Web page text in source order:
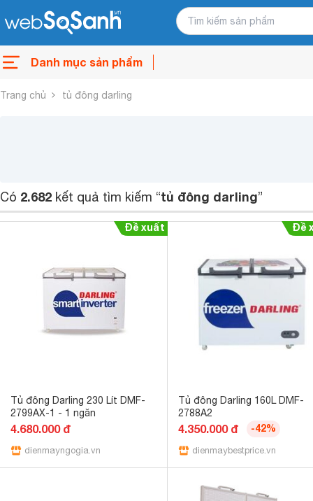
Danh mục sản phẩm
Trang chủ tủ đông darling
Có 2.682 kết quả tìm kiếm “tủ đông darling”
Tủ đông Darling 230 Lít DMF-
2799AX-1 - 1 ngăn
4.680.000 đ
dienmayngogia.vn
Tủ đông Darling 160L DMF-
2788A2
4.350.000 đ -42%
dienmaybestprice.vn